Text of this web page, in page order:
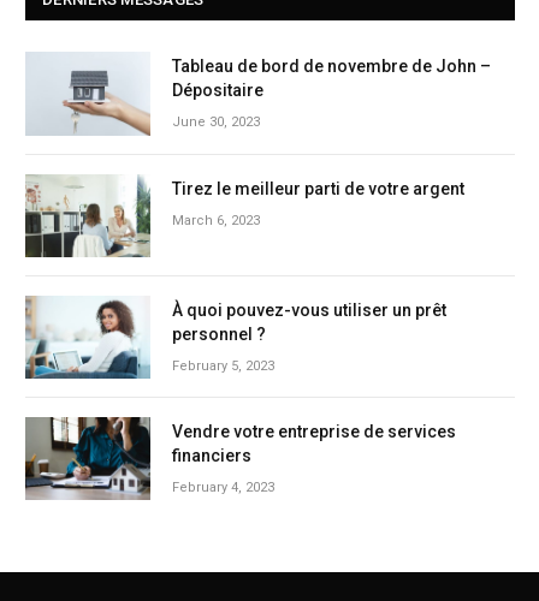
Tableau de bord de novembre de John –
Dépositaire
June 30, 2023
Tirez le meilleur parti de votre argent
March 6, 2023
À quoi pouvez-vous utiliser un prêt
personnel ?
February 5, 2023
Vendre votre entreprise de services
financiers
February 4, 2023